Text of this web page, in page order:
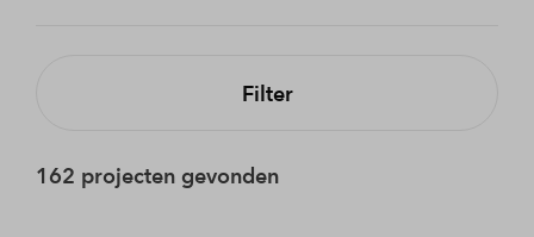
Filter
162 projecten gevonden